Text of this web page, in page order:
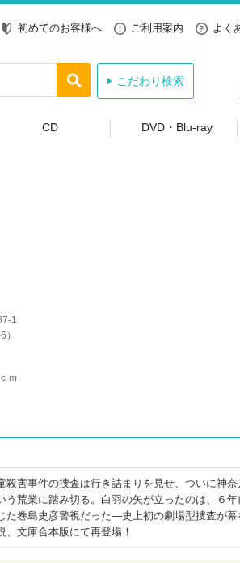
初めてのお客様へ ご利用案内 よく
こだわり検索
CD DVD・Blu-ray
1
）
ｍ
害事件の捜査は行き詰まりを見せ、ついに神奈
荒業に踏み切る。白羽の矢が立ったのは、６年
た巻島史彦警視だった―史上初の劇場型捜査が幕
文庫合本版にて再登場！